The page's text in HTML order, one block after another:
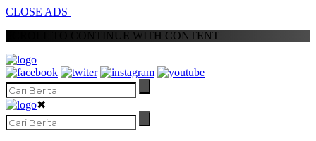
CLOSE ADS
SCROLL TO CONTINUE WITH CONTENT
✖